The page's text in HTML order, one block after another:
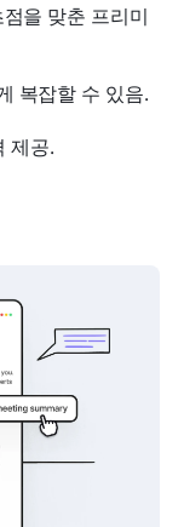
을 맞춘 프리미
복잡할 수 있음.
제공.